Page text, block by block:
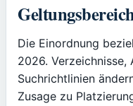
Die Einordnung
2026. Verzeichnisse,
Suchrichtlinien
Zusage zu